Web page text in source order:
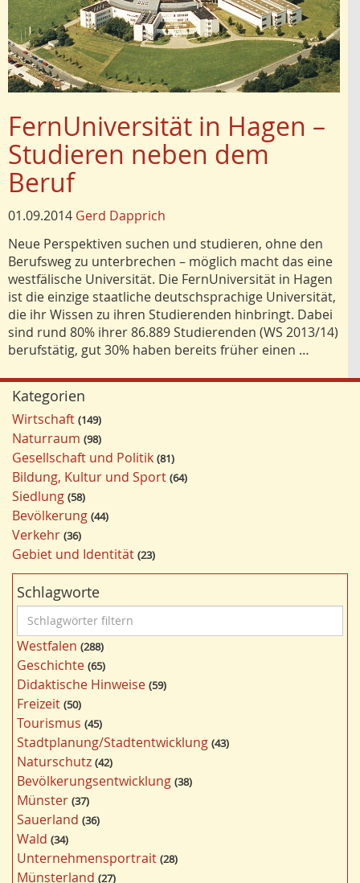
FernUniversität in Hagen –
Studieren neben dem
Beruf
01.09.2014 Gerd Dapprich
Neue Perspektiven suchen und studieren, ohne den
Berufsweg zu unterbrechen – möglich macht das eine
westfälische Universität. Die FernUniversität in Hagen
ist die einzige staatliche deutschsprachige Universität,
die ihr Wissen zu ihren Studierenden hinbringt. Dabei
sind rund 80% ihrer 86.889 Studierenden (WS 2013/14)
berufstätig, gut 30% haben bereits früher einen …
Kategorien
Wirtschaft 149
Naturraum 98
Gesellschaft und Politik 81
Bildung, Kultur und Sport 64
Siedlung 58
Bevölkerung 44
Verkehr 36
Gebiet und Identität 23
Schlagworte
c
h
l
a
g
w
ö
r
t
e
r
f
i
Westfalen 288
Geschichte 65
Didaktische Hinweise 59
Freizeit 50
Tourismus 45
Stadtplanung/Stadtentwicklung 43
Naturschutz 42
Bevölkerungsentwicklung 38
Münster 37
Sauerland 36
Wald 34
Unternehmensportrait 28
Münsterland 27